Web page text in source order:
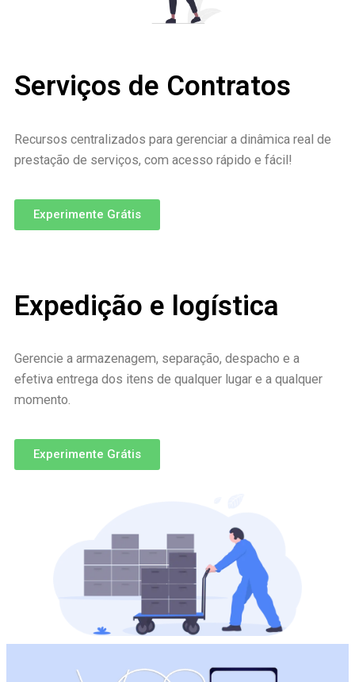
Serviços de Contratos
Recursos centralizados para gerenciar a dinâmica real de
prestação de serviços, com acesso rápido e fácil!
Experimente Grátis
Expedição e logística
Gerencie a armazenagem, separação, despacho e a
efetiva entrega dos itens de qualquer lugar e a qualquer
momento.
Experimente Grátis